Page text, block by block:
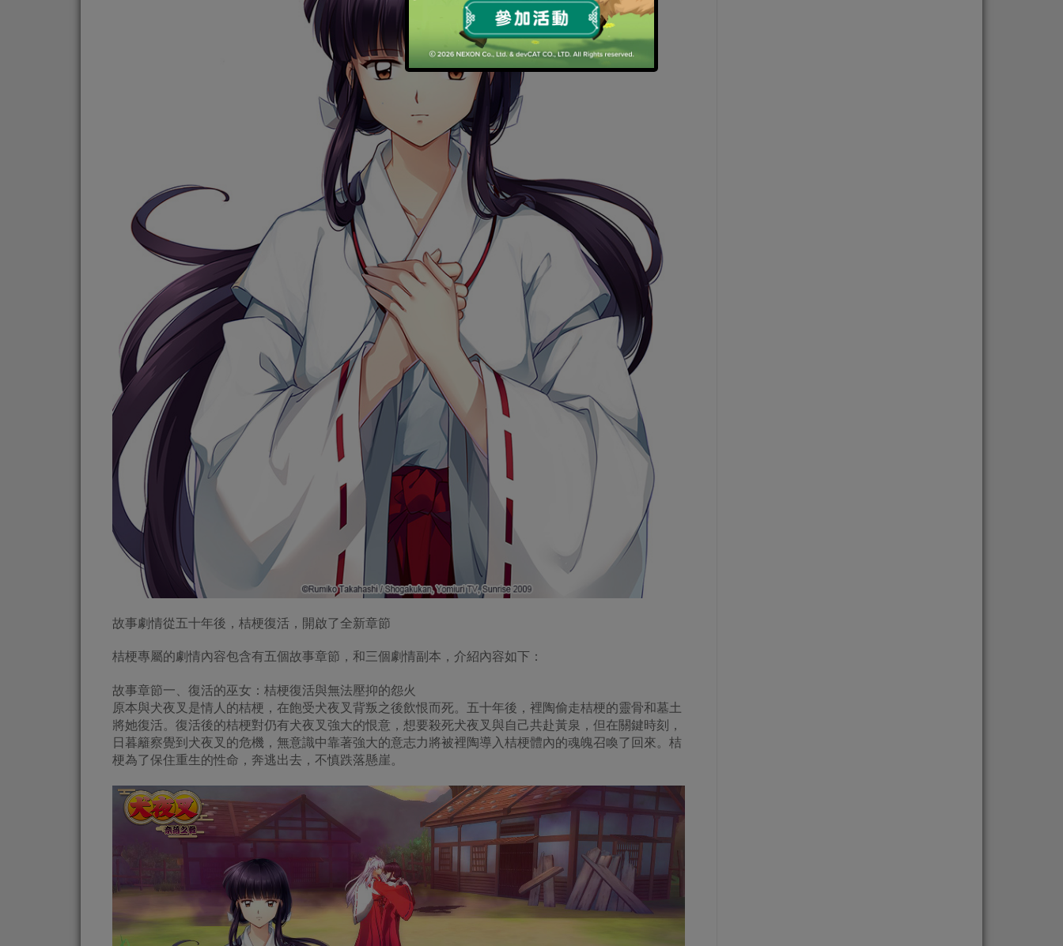
故事劇情從五十年後，桔梗復活，開啟了全新章節
桔梗專屬的劇情內容包含有五個故事章節，和三個劇情副本，介紹內容如下：
故事章節一、復活的巫女：桔梗復活與無法壓抑的怨火
原本與犬夜叉是情人的桔梗，在飽受犬夜叉背叛之後飲恨而死。五十年後，裡陶偷走桔梗的靈骨和墓土
將她復活。復活後的桔梗對仍有犬夜叉強大的恨意，想要殺死犬夜叉與自己共赴黃泉，但在關鍵時刻，
日暮籬察覺到犬夜叉的危機，無意識中靠著強大的意志力將被裡陶導入桔梗體內的魂魄召喚了回來。桔
梗為了保住重生的性命，奔逃出去，不慎跌落懸崖。